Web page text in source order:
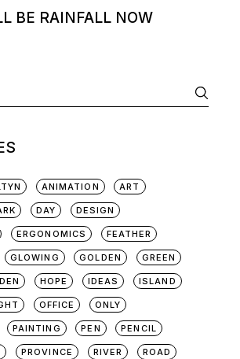
BE RAINFALL NOW
ANIMATION ART
DAY DESIGN
ERGONOMICS FEATHER
GLOWING GOLDEN GREEN
HOPE IDEAS ISLAND
OFFICE ONLY
PAINTING PEN PENCIL
PROVINCE RIVER ROAD